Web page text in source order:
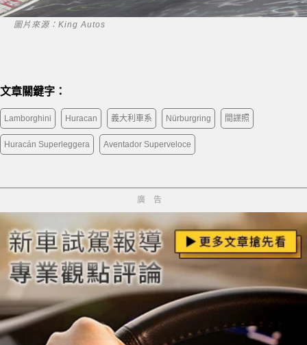
圖片來源：King Autos
文章關鍵字：
Lamborghini Huracan 義大利車系 Nürburgring 間諜照
Huracán Superleggera Aventador Superveloce
廣告